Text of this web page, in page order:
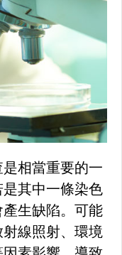
相當重要的一
其中一條染色
生缺陷。可能
線照射、環境